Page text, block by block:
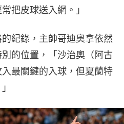
把皮球送入網。」
紀錄，主帥哥迪奧拿依然
的位置，「沙治奧（阿古
最關鍵的入球，但夏蘭特